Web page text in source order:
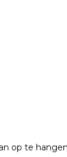
op te